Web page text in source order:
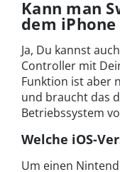
Kann man
dem
Ja, Du kannst
Controller mit
Funktion ist aber
und braucht das
Betriebssystem
Welche iOS-
Um einen